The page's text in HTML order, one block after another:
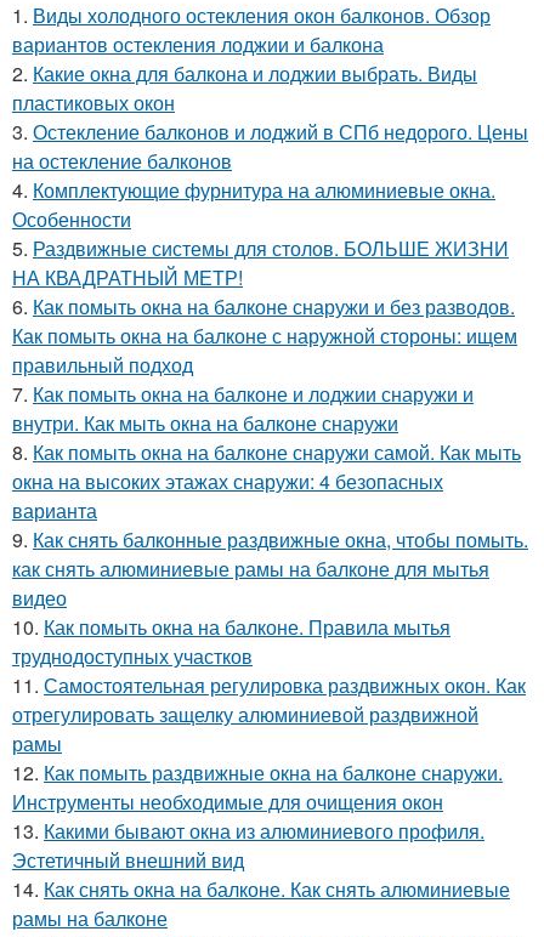
1. Виды холодного остекления окон балконов. Обзор
вариантов остекления лоджии и балкона
2. Какие окна для балкона и лоджии выбрать. Виды
пластиковых окон
3. Остекление балконов и лоджий в СПб недорого. Цены
на остекление балконов
4. Комплектующие фурнитура на алюминиевые окна.
Особенности
5. Раздвижные системы для столов. БОЛЬШЕ ЖИЗНИ
НА КВАДРАТНЫЙ МЕТР!
6. Как помыть окна на балконе снаружи и без разводов.
Как помыть окна на балконе с наружной стороны: ищем
правильный подход
7. Как помыть окна на балконе и лоджии снаружи и
внутри. Как мыть окна на балконе снаружи
8. Как помыть окна на балконе снаружи самой. Как мыть
окна на высоких этажах снаружи: 4 безопасных
варианта
9. Как снять балконные раздвижные окна, чтобы помыть.
как снять алюминиевые рамы на балконе для мытья
видео
10. Как помыть окна на балконе. Правила мытья
труднодоступных участков
11. Самостоятельная регулировка раздвижных окон. Как
отрегулировать защелку алюминиевой раздвижной
рамы
12. Как помыть раздвижные окна на балконе снаружи.
Инструменты необходимые для очищения окон
13. Какими бывают окна из алюминиевого профиля.
Эстетичный внешний вид
14. Как снять окна на балконе. Как снять алюминиевые
рамы на балконе